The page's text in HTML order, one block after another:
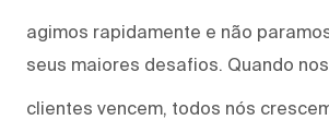
agimos rapidamente e não
seus maiores desafios. Quando
clientes vencem, todos nós